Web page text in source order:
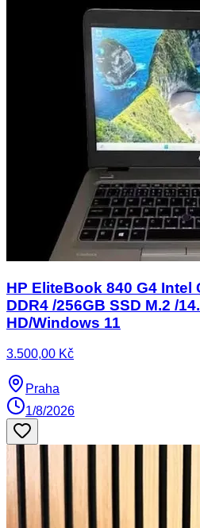
HP EliteBook 840 G4 Intel
DDR4 /256GB SSD M.2 /
HD/Windows 11
3.500,00 Kč
Praha
1/8/2026